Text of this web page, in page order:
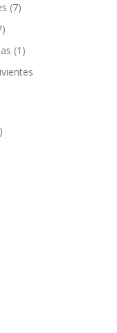
(7)
(1)